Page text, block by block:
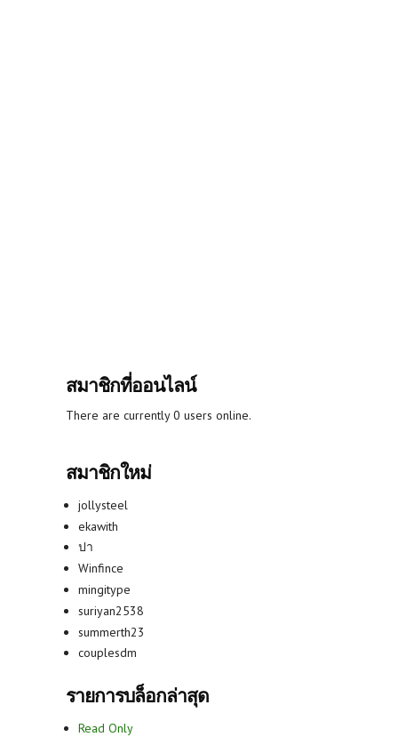
สมาชิกที่ออนไลน์
There are currently 0 users online.
สมาชิกใหม่
jollysteel
ekawith
ปา
Winfince
mingitype
suriyan2538
summerth23
couplesdm
รายการบล็อกล่าสุด
Read Only